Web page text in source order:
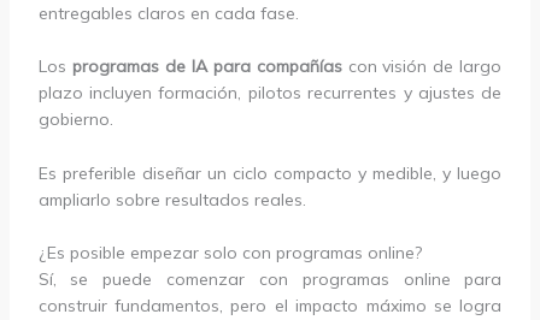
entregables claros en cada fase.
Los programas de IA para compañíascon visión de largo
plazo incluyen formación, pilotos recurrentes y ajustes de
gobierno.
Es preferible diseñar un ciclo compacto y medible, y luego
ampliarlo sobre resultados reales.
¿Es posible empezar solo con programas online?
Sí, se puede comenzar con programas online para
construir fundamentos, pero el impacto máximo se logra